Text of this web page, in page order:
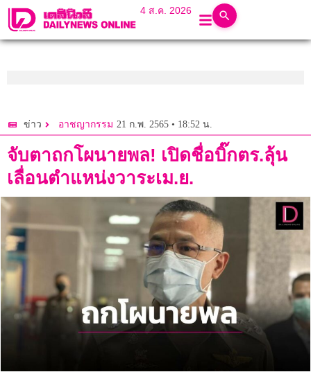
4 ส.ค. 2026
ข่าว อาชญากรรม 21 ก.พ. 2565 • 18:52 น.
จับตาถกโผนายพล! เปิดชื่อบิ๊กตร.ลุ้น
เลื่อนตำแหน่งวาระเม.ย.